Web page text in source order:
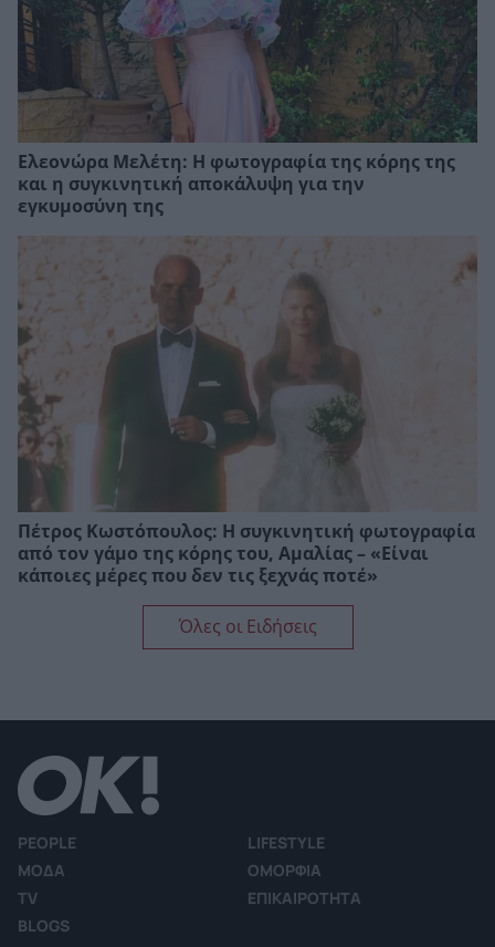
Ελεονώρα Μελέτη: Η φωτογραφία της κόρης της
και η συγκινητική αποκάλυψη για την
εγκυμοσύνη της
Πέτρος Κωστόπουλος: Η συγκινητική φωτογραφία
από τον γάμο της κόρης του, Αμαλίας – «Είναι
κάποιες μέρες που δεν τις ξεχνάς ποτέ»
Όλες οι Ειδήσεις
PEOPLE
LIFESTYLE
ΜΟΔΑ
ΟΜΟΡΦΙΑ
TV
ΕΠΙΚΑΙΡΟΤΗΤΑ
BLOGS